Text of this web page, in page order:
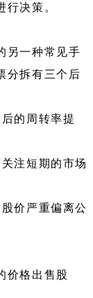
行决策。
另一种常见手
分拆有三个后
的周转率提
注短期的市场
价严重偏离公
价格出售股